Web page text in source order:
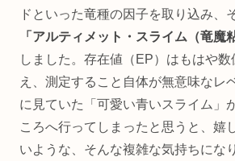
ドといった竜種の因子を取り込み、
「アルティメット・スライム（竜魔
しました。存在値（EP）はもはや数
え、測定すること自体が無意味なレ
に見ていた「可愛い青いスライム」
ころへ行ってしまったと思うと、嬉
いような、そんな複雑な気持ちにな